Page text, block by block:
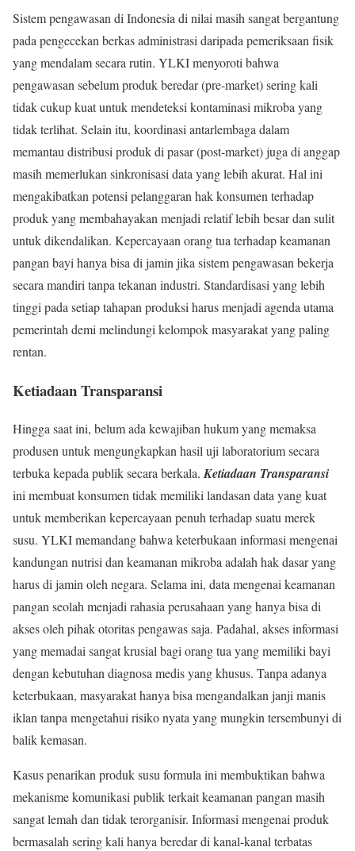
Sistem pengawasan di Indonesia di nilai masih sangat bergantung
pada pengecekan berkas administrasi daripada pemeriksaan fisik
yang mendalam secara rutin. YLKI menyoroti bahwa
pengawasan sebelum produk beredar (pre-market) sering kali
tidak cukup kuat untuk mendeteksi kontaminasi mikroba yang
tidak terlihat. Selain itu, koordinasi antarlembaga dalam
memantau distribusi produk di pasar (post-market) juga di anggap
masih memerlukan sinkronisasi data yang lebih akurat. Hal ini
mengakibatkan potensi pelanggaran hak konsumen terhadap
produk yang membahayakan menjadi relatif lebih besar dan sulit
untuk dikendalikan. Kepercayaan orang tua terhadap keamanan
pangan bayi hanya bisa di jamin jika sistem pengawasan bekerja
secara mandiri tanpa tekanan industri. Standardisasi yang lebih
tinggi pada setiap tahapan produksi harus menjadi agenda utama
pemerintah demi melindungi kelompok masyarakat yang paling
rentan.
Ketiadaan Transparansi
Hingga saat ini, belum ada kewajiban hukum yang memaksa
produsen untuk mengungkapkan hasil uji laboratorium secara
terbuka kepada publik secara berkala.Ketiadaan Transparansi
ini membuat konsumen tidak memiliki landasan data yang kuat
untuk memberikan kepercayaan penuh terhadap suatu merek
susu. YLKI memandang bahwa keterbukaan informasi mengenai
kandungan nutrisi dan keamanan mikroba adalah hak dasar yang
harus di jamin oleh negara. Selama ini, data mengenai keamanan
pangan seolah menjadi rahasia perusahaan yang hanya bisa di
akses oleh pihak otoritas pengawas saja. Padahal, akses informasi
yang memadai sangat krusial bagi orang tua yang memiliki bayi
dengan kebutuhan diagnosa medis yang khusus. Tanpa adanya
keterbukaan, masyarakat hanya bisa mengandalkan janji manis
iklan tanpa mengetahui risiko nyata yang mungkin tersembunyi di
balik kemasan.
Kasus penarikan produk susu formula ini membuktikan bahwa
mekanisme komunikasi publik terkait keamanan pangan masih
sangat lemah dan tidak terorganisir. Informasi mengenai produk
bermasalah sering kali hanya beredar di kanal-kanal terbatas